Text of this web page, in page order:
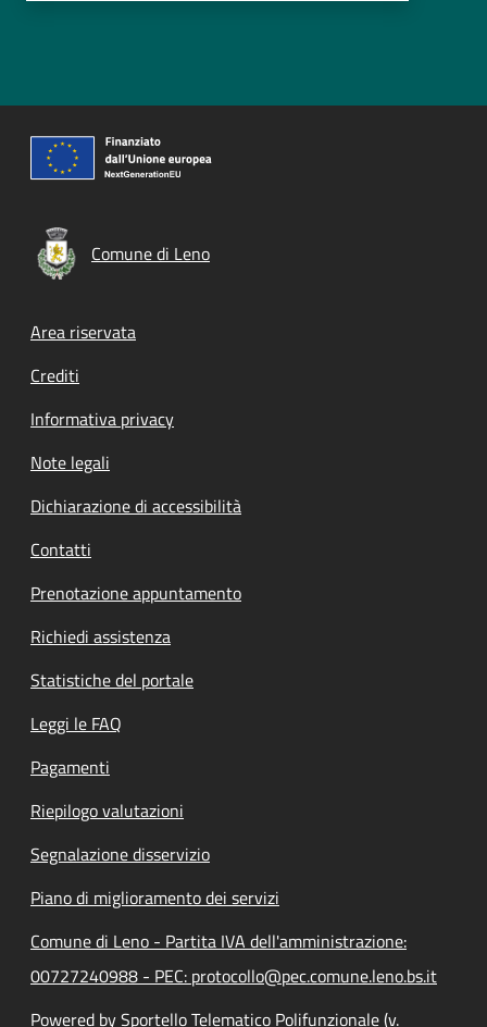
Comune di Leno
Footer menu
Area riservata
Crediti
Informativa privacy
Note legali
Dichiarazione di accessibilità
Contatti
Prenotazione appuntamento
Richiedi assistenza
Statistiche del portale
Leggi le FAQ
Pagamenti
Riepilogo valutazioni
Segnalazione disservizio
Piano di miglioramento dei servizi
Comune di Leno - Partita IVA dell'amministrazione:
00727240988 - PEC: protocollo@pec.comune.leno.bs.it
Powered by Sportello Telematico Polifunzionale (v.